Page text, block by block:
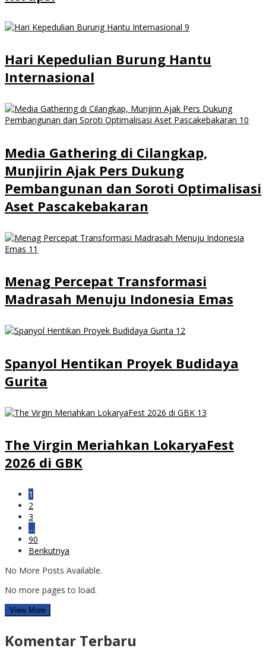
Hari Kepedulian Burung Hantu
Internasional
Media Gathering di Cilangkap,
Munjirin Ajak Pers Dukung
Pembangunan dan Soroti Optimalisasi
Aset Pascakebakaran
Menag Percepat Transformasi
Madrasah Menuju Indonesia Emas
Spanyol Hentikan Proyek Budidaya
Gurita
The Virgin Meriahkan LokaryaFest
2026 di GBK
1
2
3
…
90
Berikutnya
No More Posts Available.
No more pages to load.
View More
Komentar Terbaru